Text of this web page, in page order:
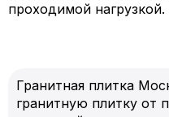
проходимой нагрузкой.
Гранитная плитка
гранитную плитку от